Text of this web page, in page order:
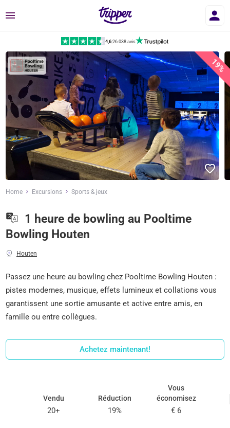
Menu
4,6|26 038 avis
19%
Home Excursions Sports & jeux
1 heure de bowling au Pooltime
Bowling Houten
Houten
Passez une heure au bowling chez Pooltime Bowling Houten :
pistes modernes, musique, effets lumineux et collations vous
garantissent une sortie amusante et active entre amis, en
famille ou entre collègues.
Achetez maintenant!
Vendu
20+
Réduction
19%
Vous
économisez
€ 6